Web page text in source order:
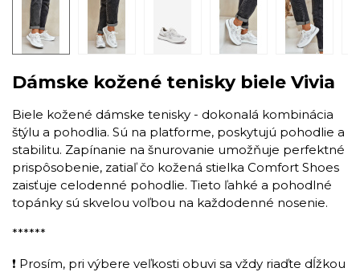
Dámske kožené tenisky biele Vivia
Biele kožené dámske tenisky - dokonalá kombinácia
štýlu a pohodlia. Sú na platforme, poskytujú pohodlie a
stabilitu. Zapínanie na šnurovanie umožňuje perfektné
prispôsobenie, zatiaľ čo kožená stielka Comfort Shoes
zaisťuje celodenné pohodlie. Tieto ľahké a pohodlné
topánky sú skvelou voľbou na každodenné nosenie.
******
❗ Prosím, pri výbere veľkosti obuvi sa vždy riaďte dĺžkou